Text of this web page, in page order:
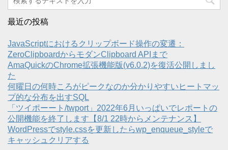
最近の投稿
JavaScriptにおけるクリップボード操作の変遷：
ZeroClipboardからモダンClipboard APIまで
AmaQuickのChrome拡張機能版(v6.0.2)を復活公開しまし
た
何曜日の何時ころがピークなのか分かりやすいヒートマッ
プ的な分布を出すSQL
「ツイポーート/twport」2022年6月いっぱいでレポートの
公開機能を終了します【8/1 22時からメンテナンス】
WordPressでstyle.cssを更新したらwp_enqueue_styleで
キャッシュクリアする